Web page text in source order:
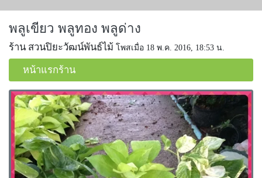
พลูเขียว พลูทอง พลูด่าง
ร้าน สวนปิยะวัฒน์พันธ์ไม้ โพสเมื่อ 18 พ.ค. 2016, 18:53 น.
หน้าแรกร้าน